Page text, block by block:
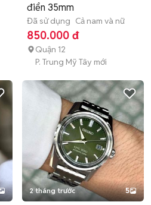
điển 35mm
Đã sử dụng Cả nam và nữ
850.000 đ
Quận 12
P. Trung Mỹ Tây mới
2 tháng trước 5